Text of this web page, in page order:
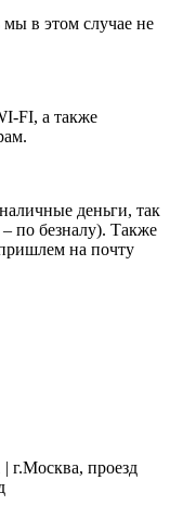
в этом случае не
FI, а также
деньги, так
по безналу). Также
на почту
г.Москва, проезд